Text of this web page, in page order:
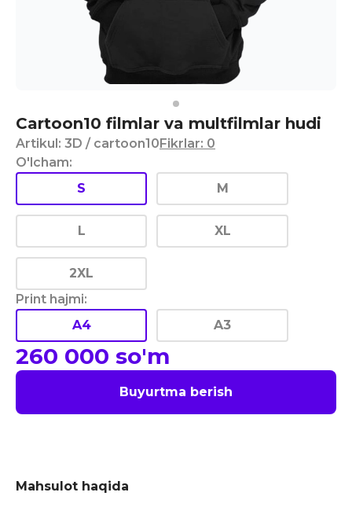
Cartoon10 filmlar va multfilmlar hudi
Artikul: 3D / cartoon10Fikrlar: 0
O'lcham:
S
M
L XL
2XL
Print hajmi:
A4
A3
260 000 so'm
Buyurtma berish
Mahsulot haqida